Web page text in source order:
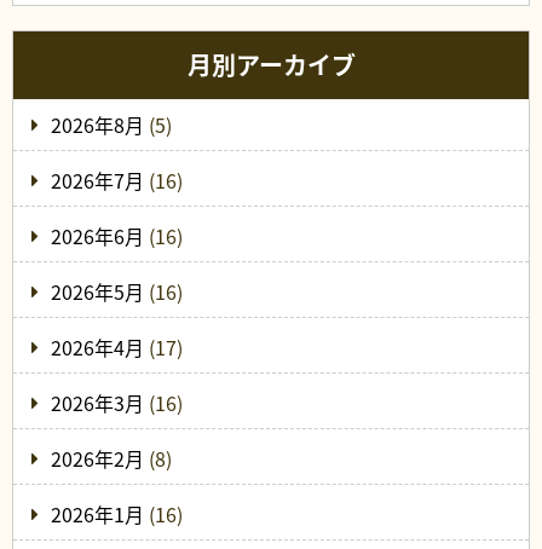
月別アーカイブ
2026年8月 (5)
2026年7月 (16)
2026年6月 (16)
2026年5月 (16)
2026年4月 (17)
2026年3月 (16)
2026年2月 (8)
2026年1月 (16)